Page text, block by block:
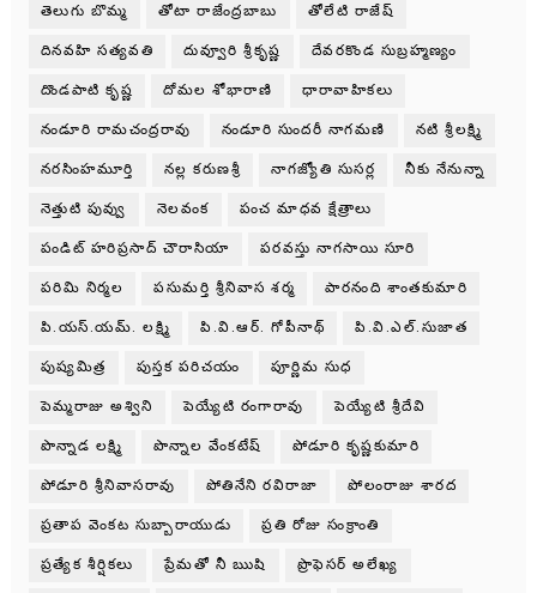
తెలుగు బొమ్మ తోటా రాజేంద్రబాబు తోలేటి రాజేష్
దినవహి సత్యవతి దువ్వూరి శ్రీకృష్ణ దేవరకొండ సుబ్రహ్మణ్యం
దొండపాటి కృష్ణ దోమల శోభారాణి ధారావాహికలు
నండూరి రామచంద్రరావు నండూరి సుందరీ నాగమణి నటి శ్రీలక్ష్మి
నరసింహమూర్తి నల్ల కరుణశ్రీ నాగజ్యోతి సుసర్ల నీకు నేనున్నా
నెత్తుటి పువ్వు నెలవంక పంచ మాధవ క్షేత్రాలు
పండిట్ హరిప్రసాద్ చౌరాసియా పరవస్తు నాగసాయి సూరి
పరిమి నిర్మల పసుమర్తి శ్రీనివాస శర్మ పారనంది శాంతకుమారి
పి.యస్.యమ్. లక్ష్మి పి.వి.ఆర్. గోపీనాథ్ పి.వి.ఎల్.సుజాత
పుష్యమిత్ర పుస్తక పరిచయం పూర్ణిమ సుధ
పెమ్మరాజు అశ్విని పెయ్యేటి రంగారావు పెయ్యేటి శ్రీదేవి
పొన్నాడ లక్ష్మి పొన్నాల వేంకటేష్ పోడూరి కృష్ణకుమారి
పోడూరి శ్రీనివాసరావు పోతినేని రవిరాజా పోలంరాజు శారద
ప్రతాప వెంకట సుబ్బారాయుడు ప్రతి రోజు సంక్రాంతి
ప్రత్యేక శీర్షికలు ప్రేమతో నీ ఋషి ప్రొఫెసర్ అలేఖ్య